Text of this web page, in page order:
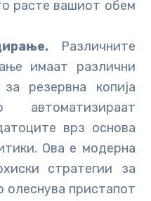
расте вашиот обем
Различните
имаат различни
резервна копија
врз основа
Ова е модерна
стратегии за
олеснува пристапот